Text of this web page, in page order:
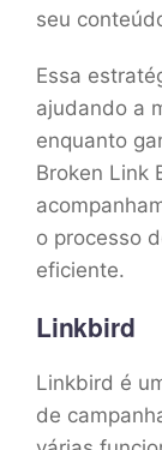
seu
Essa
ajudando a
enquanto
Broken Link
o processo
eficiente.
Linkbird
Linkbird é
de